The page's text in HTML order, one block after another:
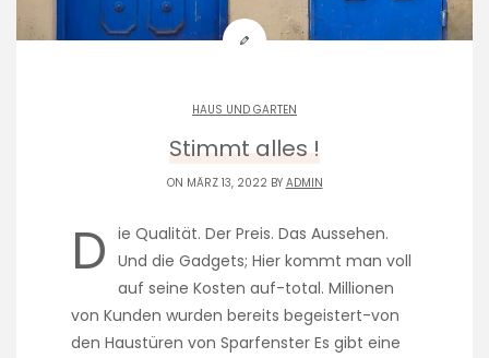
HAUS UND GARTEN
Stimmt alles !
ON MÄRZ 13, 2022 BY ADMIN
D ie Qualität. Der Preis. Das Aussehen.
Und die Gadgets; Hier kommt man voll
auf seine Kosten auf-total. Millionen
von Kunden wurden bereits begeistert-von
den Haustüren von Sparfenster Es gibt eine